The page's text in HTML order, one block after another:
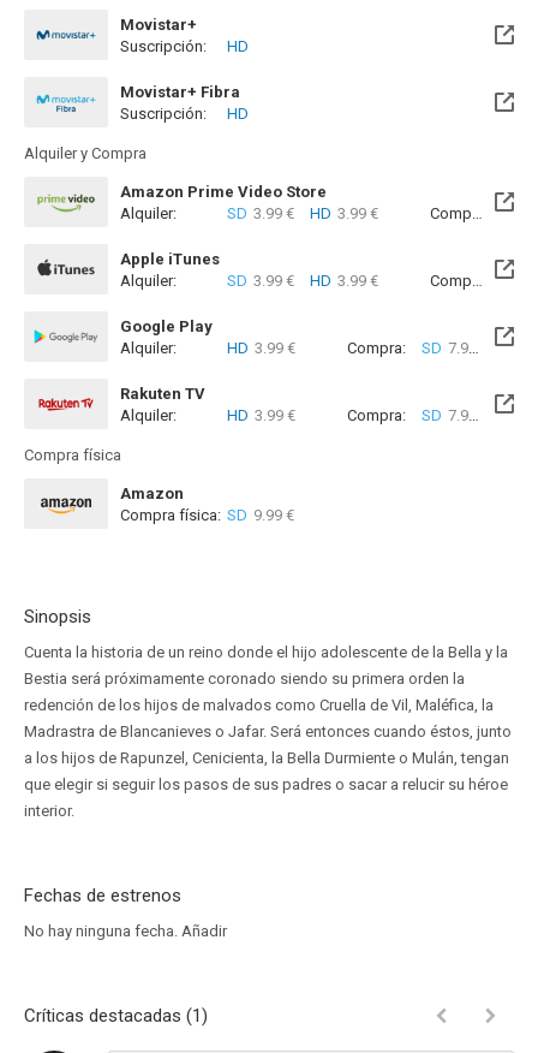
Movistar+
Disponible hasta el Lun, 31 Ago 2026 (Quedan 25 días)
Suscripción: HD
Movistar+ Fibra
Disponible hasta el Lun, 31 Ago 2026 (Quedan 25 días)
Suscripción: HD
Alquiler y Compra
Amazon Prime Video Store
Alquiler:
SD 3.99 € HD 3.99 € Compra: SD
Apple iTunes
Alquiler:
SD 3.99 € HD 3.99 € Compra: SD
Google Play
Alquiler:
HD 3.99 € Compra: SD 7.99 € HD
Rakuten TV
Alquiler:
HD 3.99 € Compra: SD 7.99 € HD
Compra física
Amazon
Compra física: SD 9.99 €
Sinopsis
Cuenta la historia de un reino donde el hijo adolescente de la Bella y la
Bestia será próximamente coronado siendo su primera orden la
redención de los hijos de malvados como Cruella de Vil, Maléfica, la
Madrastra de Blancanieves o Jafar. Será entonces cuando éstos, junto
a los hijos de Rapunzel, Cenicienta, la Bella Durmiente o Mulán, tengan
que elegir si seguir los pasos de sus padres o sacar a relucir su héroe
interior.
Fechas de estrenos
No hay ninguna fecha. Añadir
Críticas destacadas (1)